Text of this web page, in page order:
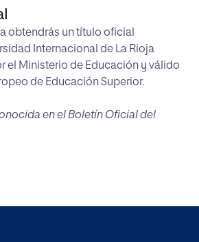
obtendrás un título oficial
Internacional de La Rioja
el Ministerio de Educación y válido
de Educación Superior.
en el Boletín Oficial del